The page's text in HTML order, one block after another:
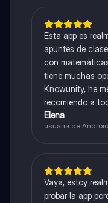
Esta app es
apuntes de
con
tiene muchas
Knowunity, he
recomiendo a
Elena
usuaria de Android
Vaya, estoy
probar la app